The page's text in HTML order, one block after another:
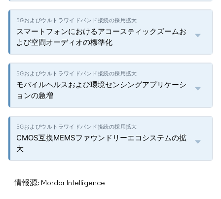
スマートフォンにおけるアコースティックズームお
よび空間オーディオの標準化
モバイルヘルスおよび環境センシングアプリケーシ
ョンの急増
CMOS互換MEMSファウンドリーエコシステムの拡
大
情報源: Mordor Intelligence